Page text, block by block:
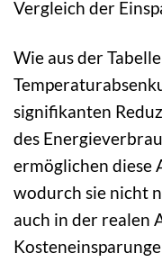
Vergleich der
Wie aus der
signifikanten
des
ermöglichen diese
wodurch sie nicht
auch in der realen